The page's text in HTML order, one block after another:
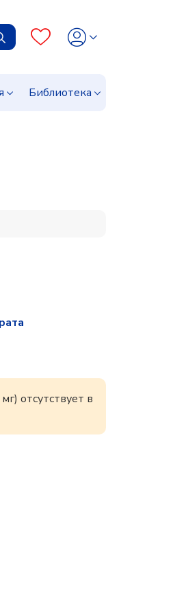
Библиотека
отсутствует в